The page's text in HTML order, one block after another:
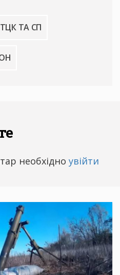
ТЦК ТА СП
необхідно увійти